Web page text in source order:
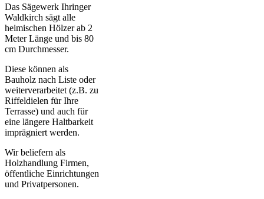
Das Sägewerk Ihringer
Waldkirch sägt alle
heimischen Hölzer ab 2
Meter Länge und bis 80
cm Durchmesser.
Diese können als
Bauholz nach Liste oder
weiterverarbeitet (z.B. zu
Riffeldielen für Ihre
Terrasse) und auch für
eine längere Haltbarkeit
imprägniert werden.
Wir beliefern als
Holzhandlung Firmen,
öffentliche Einrichtungen
und Privatpersonen.